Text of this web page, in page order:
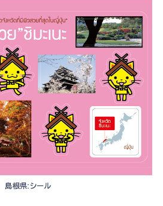
島根県:シール